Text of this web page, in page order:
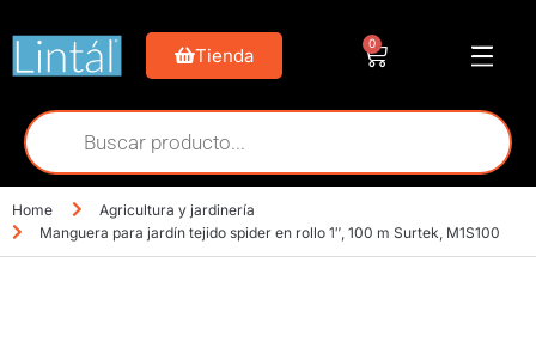
Tienda
0
Home
Agricultura y jardinería
Manguera para jardín tejido spider en rollo 1″, 100 m Surtek, M1S100